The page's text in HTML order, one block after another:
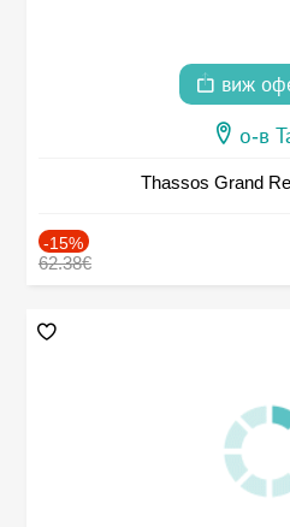
виж
о-в
Thassos Grand
-15%
62.38€